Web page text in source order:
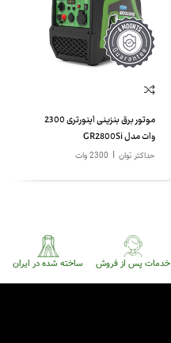
موتور برق بنزینی اینورتری 2300
وات مدل GR2800Si
حداکثر توان | 2300 وات
خدمات پس از فروش ساخته شده در ایران